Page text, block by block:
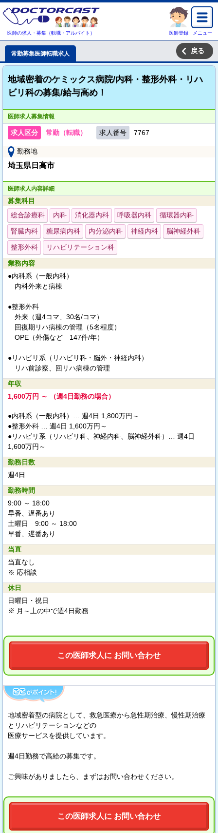
医師の求人・募集（転職・アルバイト） 医師登録 メニュー
常勤募集医師転職求人 戻る
地域密着のケミックス病院/内科・整形外科・リハ
ビリ科の募集/給与高め！
医師求人募集情報
求人区分 常勤（転職） 求人番号 7767
勤務地
埼玉県日高市
医師求人内容詳細
募集科目
総合診療科
内科 消化器内科 呼吸器内科 循環器内科
腎臓内科 糖尿病内科 内分泌内科 神経内科 脳神経外科
整形外科 リハビリテーション科
業務内容
●内科系（一般内科）
内科外来と病棟
●整形外科
外来（週4コマ、30名/コマ）
回復期リハ病棟の管理（5名程度）
OPE（外傷など 147件/年）
●リハビリ系（リハビリ科・脳外・神経内科）
リハ前診察、回リハ病棟の管理
年収
1,600万円 ～ （週4日勤務の場合）
●内科系（一般内科）… 週4日 1,800万円～
●整形外科 … 週4日 1,600万円～
●リハビリ系（リハビリ科、神経内科、脳神経外科）… 週4日
1,600万円～
勤務日数
週4日
勤務時間
9:00 ～ 18:00
早番、遅番あり
土曜日 9:00 ～ 18:00
早番、遅番あり
当直
当直なし
※ 応相談
休日
日曜日・祝日
※ 月～土の中で週4日勤務
この医師求人に お問い合わせ
地域密着型の病院として、救急医療から急性期治療、慢性期治療
とリハビリテーションなどの
医療サービスを提供しています。
週4日勤務で高給の募集です。
ご興味がありましたら、まずはお問い合わせください。
この医師求人に お問い合わせ